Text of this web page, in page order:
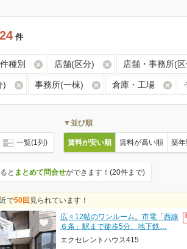
件
種別 店舗(区分) 店舗・事務所(
) 事務所(一棟) 倉庫・工場
一覧(1列)
▼並び順
賃料が安い順 賃料が高い順 築
と まとめて問合せができます！(20件まで)
で50回 見られています！
広々12帖のワンルーム。市電「西線
６条」駅まで徒歩5分、地下鉄…
エクセレントハウス415